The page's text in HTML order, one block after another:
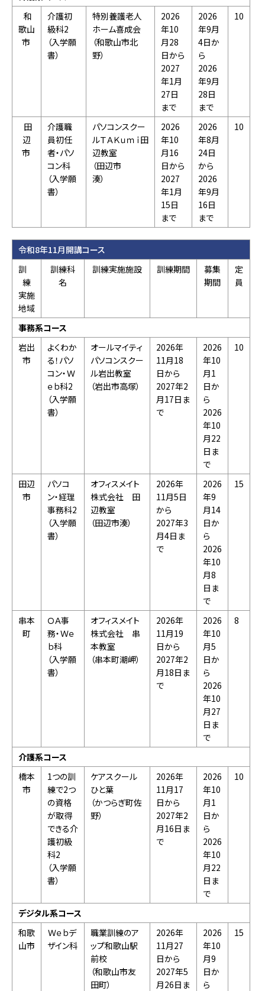
和
歌山
市
介護初
級科2
（入学願
書）
特別養護老人
ホーム喜成会
（和歌山市北
野）
2026
年10
月28
日から
2027
年1月
27日
まで
2026
年9月
4日か
ら
2026
年9月
28日
まで
10
田
辺
市
介護職
員初任
者・パソ
コン科
（入学願
書）
パソコンスクー
ルＴＡＫｕｍｉ田
辺教室
（田辺市
湊）
2026
年10
月16
日から
2027
年1月
15日
まで
2026
年8月
24日
から
2026
年9月
16日
まで
10
令和8年11月開講コース
訓
練
実施
地域
訓練科
名
訓練実施施設 訓練期間
募集
期間
定
員
事務系コース
岩出
市
よくわか
る！パソ
コン・Ｗ
ｅｂ科2
（入学願
書）
オールマイティ
パソコンスクー
ル岩出教室
（岩出市高塚）
2026年
11月18
日から
2027年2
月17日ま
で
2026
年10
月1
日か
ら
2026
年10
月22
日ま
で
10
田辺
市
パソコ
ン・経理
事務科2
（入学願
書）
オフィスメイト
株式会社 田
辺教室
（田辺市湊）
2026年
11月5日
から
2027年3
月4日ま
で
2026
年9
月14
日か
ら
2026
年10
月8
日ま
で
15
串本
町
ＯＡ事
務・Ｗｅ
ｂ科
（入学願
書）
オフィスメイト
株式会社 串
本教室
（串本町潮岬）
2026年
11月19
日から
2027年2
月18日ま
で
2026
年10
月5
日か
ら
2026
年10
月27
日ま
で
8
介護系コース
橋本
市
1つの訓
練で2つ
の資格
が取得
できる介
護初級
科2
（入学願
書）
ケアスクール
ひと葉
（かつらぎ町佐
野）
2026年
11月17
日から
2027年2
月16日ま
で
2026
年10
月1
日か
ら
2026
年10
月22
日ま
で
10
デジタル系コース
和歌
山市
Ｗｅｂデ
ザイン科
職業訓練のア
ップ和歌山駅
前校
（和歌山市友
田町）
2026年
11月27
日から
2027年5
月26日ま
2026
年10
月9
日か
ら
15